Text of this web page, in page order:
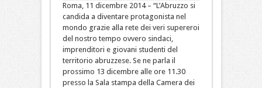
Roma, 11 dicembre 2014 – “L’Abruzzo si
candida a diventare protagonista nel
mondo grazie alla rete dei veri supereroi
del nostro tempo ovvero sindaci,
imprenditori e giovani studenti del
territorio abruzzese. Se ne parla il
prossimo 13 dicembre alle ore 11.30
presso la Sala stampa della Camera dei